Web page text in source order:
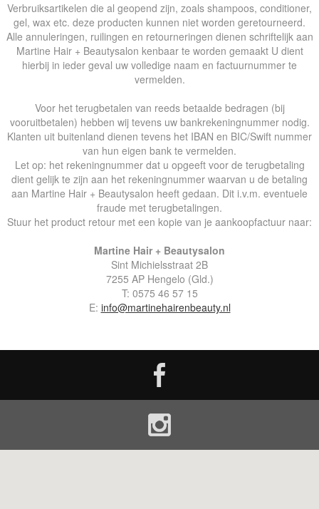
Verbruiksartikelen die al geopend zijn, zoals shampoos, conditioner,
gel, wax etc. deze producten kunnen niet worden geretourneerd.
Alle annuleringen, ruilingen en retourneringen dienen schriftelijk aan
Martine Hair + Beautysalon kenbaar te worden gemaakt U dient
hierbij in ieder geval uw volledige naam en factuurnummer te
vermelden.
Voor het terugbetalen van reeds betaalde bedragen (bij
vooruitbetalen) hebben wij tevens uw bankrekeningnummer nodig.
Klanten uit buitenland dienen tevens het IBAN en BIC/Swift nummer
van hun eigen bank te vermelden.
Let op: het rekeningnummer dat u opgeeft voor de terugbetaling
dient gelijk te zijn aan het rekeningnummer waarvan u de betaling
aan Martine Hair + Beautysalon heeft gedaan. Dit i.v.m. eventuele
fraude met terugbetalingen.
Stuur het product retour met een kopie van je aankoopfactuur naar:
Martine Hair + Beautysalon
Sint Michielsstraat 2B
7255 AP Hengelo (Gld.)
T: 0575 46 57 15
E: info@martinehairenbeauty.nl